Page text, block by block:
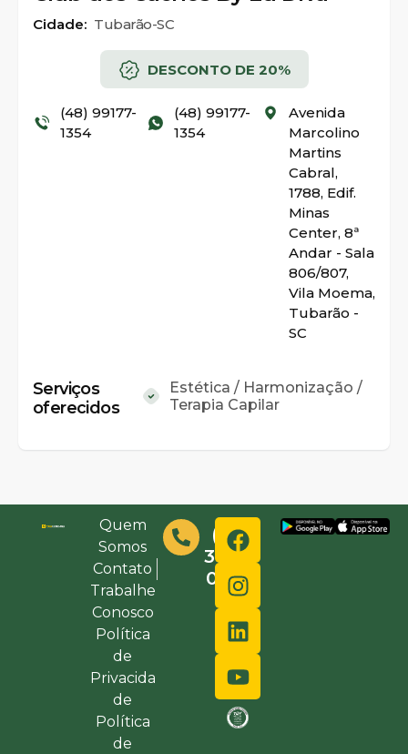
Cidade: Tubarão-SC
DESCONTO DE 20%
(48) 99177-
1354
(48) 99177-
1354
Avenida
Marcolino
Martins
Cabral,
1788, Edif.
Minas
Center, 8ª
Andar - Sala
806/807,
Vila Moema,
Tubarão -
SC
Serviços
oferecidos
Estética / Harmonização /
Terapia Capilar
Quem
Somos
Contato
Trabalhe
Conosco
Política
de
Privacida
de
Política
de
(48)
3632-
0000